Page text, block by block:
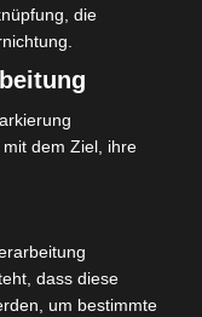
die
dem Ziel, ihre
dass diese
um bestimmte